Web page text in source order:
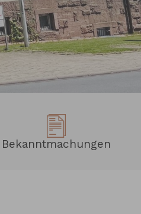
Bekanntmachungen